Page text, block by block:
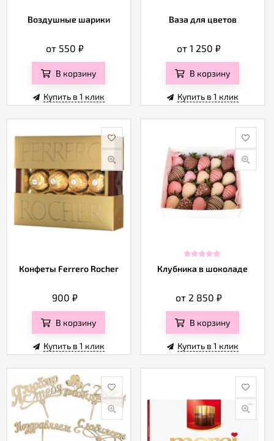
Воздушные шарики
от 550₽
В корзину
Купить в 1 клик
Ваза для цветов
от 1 250₽
В корзину
Купить в 1 клик
Конфеты Ferrero Rocher
900₽
В корзину
Купить в 1 клик
Клубника в шоколаде
от 2 850₽
В корзину
Купить в 1 клик